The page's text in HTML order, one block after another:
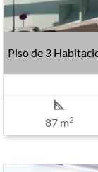
Piso de 3
87 m2